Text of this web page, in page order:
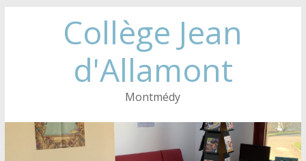
Collège Jean
d'Allamont
Montmédy